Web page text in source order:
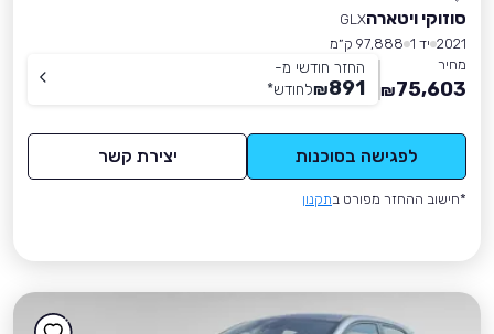
סוזוקי ויטארהGLX
2021 יד 1
97,888 ק״מ
מחיר
75,603
₪
החזר חודשי מ-
891
₪לחודש*
לפגישה בסוכנות יצירת קשר
*חישוב ההחזר מפורט בתקנון